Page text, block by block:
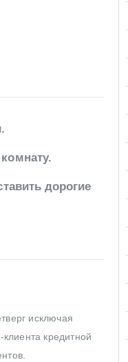
дорогие
исключая
кредитной